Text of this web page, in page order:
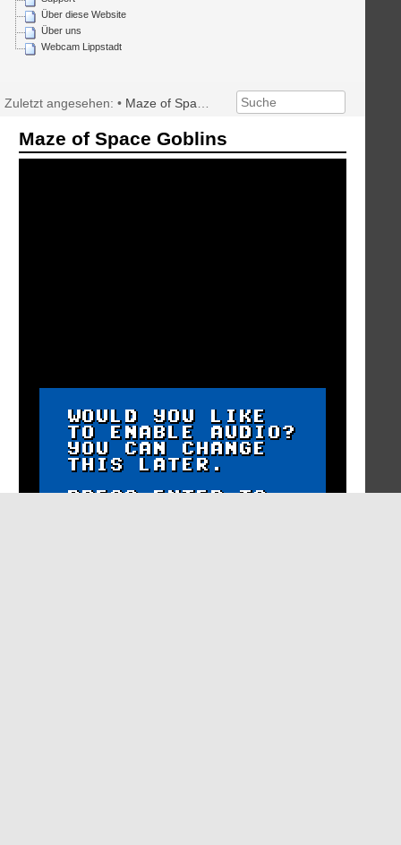
Über diese Website
Über uns
Webcam Lippstadt
Zuletzt angesehen: • Maze of Space Goblins
Maze of Space Goblins